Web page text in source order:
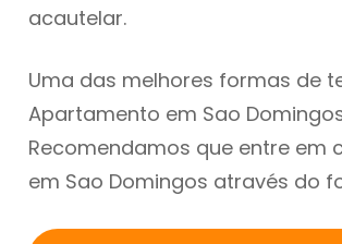
acautelar.
Uma das melhores formas de
Apartamento em Sao
Recomendamos que entre
em Sao Domingos através do